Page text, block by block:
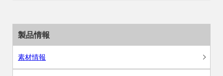
製品情報
素材情報